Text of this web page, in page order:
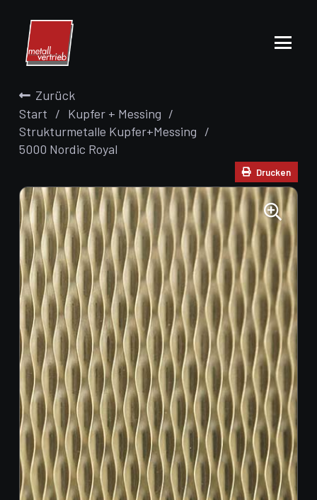
Zurück
Start / Kupfer + Messing /
Strukturmetalle Kupfer+Messing /
5000 Nordic Royal
Drucken